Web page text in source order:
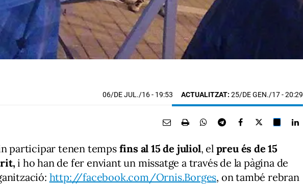
06/DE JUL./16- 19:53 ACTUALITZAT: 25/DE GEN./17 - 20:29
participar tenen tempsfins al 15 de juliol, el preu és de 15
i ho han de fer enviant un missatge a través de la pàgina de
http://facebook.com/Ornis.Borges, on també rebran